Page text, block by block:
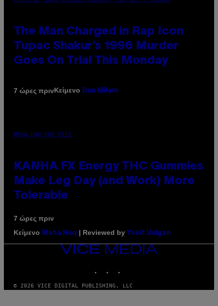
The Man Charged in Rap Icon
Tupac Shakur’s 1996 Murder
Goes On Trial This Monday
7 ώρες πρινΚείμενο Dan Milam
MAHA HAQ FOR VICE
KANHA FX Energy THC Gummies
Make Leg Day (and Work) More
Tolerable
7 ώρες πριν
Κείμενο
Maha Haq | Reviewed by Ysolt Usigan
VICE
MEDIA
© 2026 VICE DIGITAL PUBLISHING, LLC